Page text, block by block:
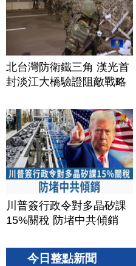
北台灣防衛鐵三角 漢光首
封淡江大橋驗證阻敵戰略
川普簽行政令對多晶矽課
15%關稅 防堵中共傾銷
今日整點新聞